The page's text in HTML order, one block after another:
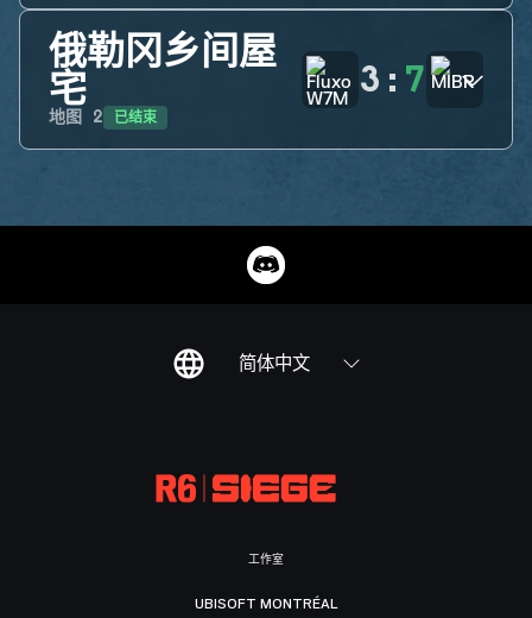
俄勒冈乡间屋
宅
地图 2 已结束
3 : 7
简体中文
工作室
UBISOFT MONTRÉAL